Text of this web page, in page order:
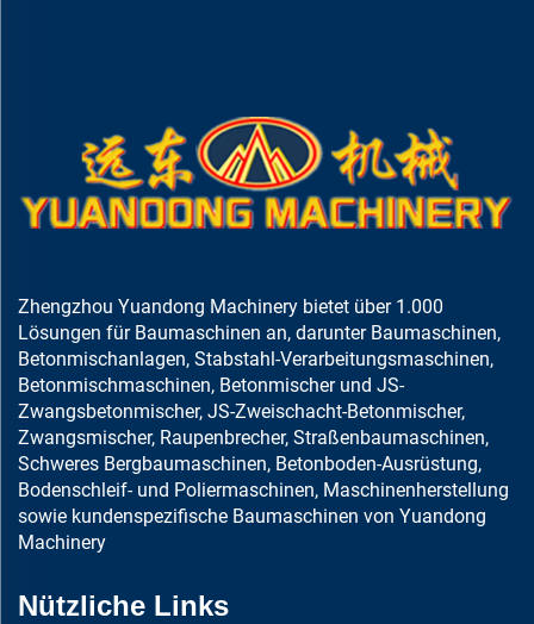
Zhengzhou Yuandong Machinery bietet über 1.000
Lösungen für Baumaschinen an, darunter Baumaschinen,
Betonmischanlagen, Stabstahl-Verarbeitungsmaschinen,
Betonmischmaschinen, Betonmischer und JS-
Zwangsbetonmischer, JS-Zweischacht-Betonmischer,
Zwangsmischer, Raupenbrecher, Straßenbaumaschinen,
Schweres Bergbaumaschinen, Betonboden-Ausrüstung,
Bodenschleif- und Poliermaschinen, Maschinenherstellung
sowie kundenspezifische Baumaschinen von Yuandong
Machinery
Nützliche Links